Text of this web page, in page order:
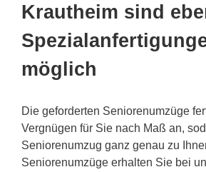
Krautheim sind
möglich
Die geforderten Seniorenumzüge
Vergnügen für Sie nach Maß an,
Seniorenumzug ganz genau zu
Seniorenumzüge erhalten Sie bei